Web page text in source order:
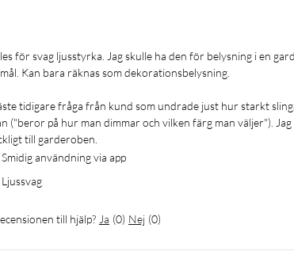
Kan bara räknas som dekorationsbelysning.
tidigare fråga från kund som undrade just hur starkt
("beror på hur man dimmar och vilken färg man väljer").
till garderoben.
Smidig användning via app
Ljussvag
till hjälp? Ja (0) Nej (0)